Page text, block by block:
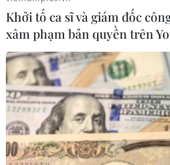
Khởi tố ca sĩ và giám đốc
xâm phạm bản quyền trên